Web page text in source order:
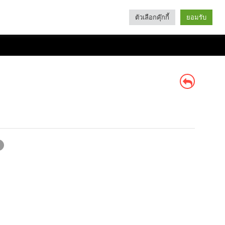
Categories
ตัวเลือกคุ๊กกี้ ยอมรับ